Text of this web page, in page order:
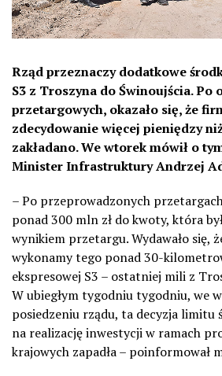
Rząd przeznaczy dodatkowe
S3 z Troszyna do Świnoujścia.
przetargowych, okazało się, że
zdecydowanie więcej pieniędzy
zakładano. We wtorek mówił o
Minister Infrastruktury Andrzej
– Po przeprowadzonych
ponad 300 mln zł do kwoty, która
wynikiem przetargu. Wydawało się,
wykonamy tego ponad 30-
ekspresowej S3 – ostatniej mili z
W ubiegłym tygodniu tygodniu, we
posiedzeniu rządu, ta decyzja limitu
na realizację inwestycji w ramach
krajowych zapadła – poinformował